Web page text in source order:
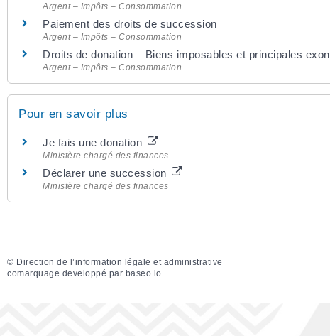
Argent – Impôts – Consommation
Paiement des droits de succession
Argent – Impôts – Consommation
Droits de donation – Biens imposables et principales
Argent – Impôts – Consommation
Pour en savoir plus
Je fais une donation
Ministère chargé des finances
Déclarer une succession
Ministère chargé des finances
© Direction de l’information légale et administrative
comarquage developpé par baseo.io